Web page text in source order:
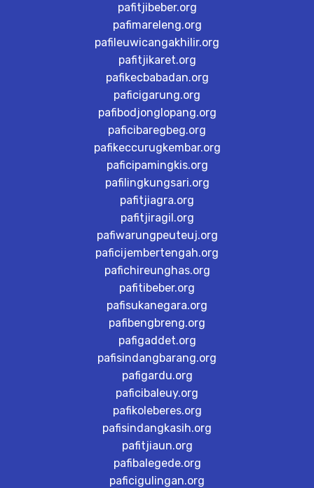
pafitjibeber.org
pafimareleng.org
pafileuwicangakhilir.org
pafitjikaret.org
pafikecbabadan.org
paficigarung.org
pafibodjonglopang.org
paficibaregbeg.org
pafikeccurugkembar.org
paficipamingkis.org
pafilingkungsari.org
pafitjiagra.org
pafitjiragil.org
pafiwarungpeuteuj.org
paficijembertengah.org
pafichireunghas.org
pafitibeber.org
pafisukanegara.org
pafibengbreng.org
pafigaddet.org
pafisindangbarang.org
pafigardu.org
paficibaleuy.org
pafikoleberes.org
pafisindangkasih.org
pafitjiaun.org
pafibalegede.org
paficigulingan.org